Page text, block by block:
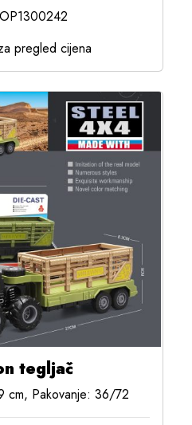
pregled cijena
tegljač
cm, Pakovanje: 36/72